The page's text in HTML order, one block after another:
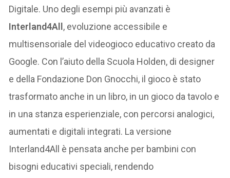
Digitale. Uno degli esempi più avanzati è
Interland4All, evoluzione accessibile e
multisensoriale del videogioco educativo creato da
Google. Con l’aiuto della Scuola Holden, di designer
e della Fondazione Don Gnocchi, il gioco è stato
trasformato anche in un libro, in un gioco da tavolo e
in una stanza esperienziale, con percorsi analogici,
aumentati e digitali integrati. La versione
Interland4All è pensata anche per bambini con
bisogni educativi speciali, rendendo